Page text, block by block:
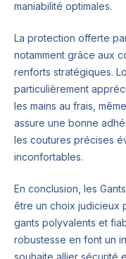
maniabilité optimales.
La protection offerte
notamment grâce aux
renforts stratégiques.
particulièrement
les mains au frais,
assure une bonne
les coutures précises
inconfortables.
En conclusion, les
être un choix judicieux
gants polyvalents et
robustesse en font un